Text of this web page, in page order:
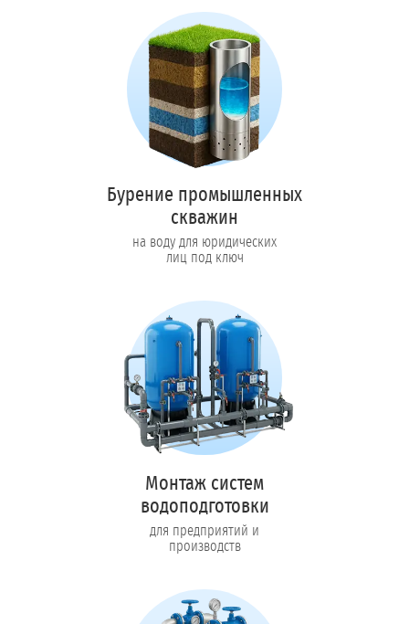
Бурение промышленных
скважин
на воду для юридических
лиц под ключ
Монтаж систем
водоподготовки
для предприятий и
производств